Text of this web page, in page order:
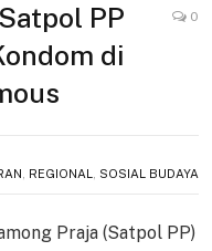
PP
di
0
REGIONAL SOSIAL BUDAYA
Praja (Satpol PP)